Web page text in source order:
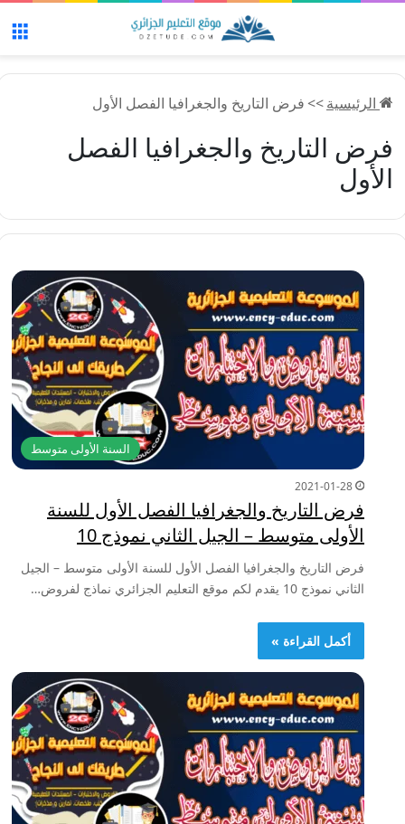
الرئيسية>>فرض التاريخ والجغرافيا الفصل الأول
فرض التاريخ والجغرافيا الفصل
الأول
السنة الأولى متوسط
2021-01-28
فرض التاريخ والجغرافيا الفصل الأول للسنة
الأولى متوسط – الجيل الثاني نموذج 10
فرض التاريخ والجغرافيا الفصل الأول للسنة الأولى متوسط – الجيل
الثاني نموذج 10 يقدم لكم موقع التعليم الجزائري نماذج لفروض…
أكمل القراءة »